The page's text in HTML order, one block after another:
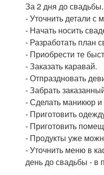
За 2 дня до свадьбы.
- Уточнить детали с
- Начать носить
- Разработать план
- Приобрести те
- Заказать каравай.
- Отпраздновать
- Забрать
- Сделать маникюр
- Приготовить
- Приготовить
- Продукты уже
- Уточнить меню в
день до свадьбы - в